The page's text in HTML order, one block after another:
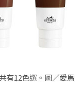
有12色選。圖／愛馬